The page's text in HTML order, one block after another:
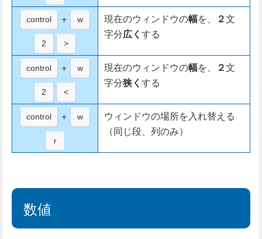
control + w
2 >
現在のウィンドウの幅を、 ２文
字分広く する
control + w
2 <
現在のウィンドウの幅を、 ２文
字分狭く する
control + w
r
ウィンドウの場所を入れ替える
（同じ段、列のみ）
数値